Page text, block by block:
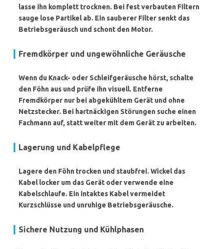
lasse ihn komplett trocknen. Bei fest verbauten Filtern
sauge lose Partikel ab. Ein sauberer Filter senkt das
Betriebsgeräusch und schont den Motor.
Fremdkörper und ungewöhnliche Geräusche
Wenn du Knack- oder Schleifgeräusche hörst, schalte
den Föhn aus und prüfe ihn visuell. Entferne
Fremdkörper nur bei abgekühltem Gerät und ohne
Netzstecker. Bei hartnäckigen Störungen suche einen
Fachmann auf, statt weiter mit dem Gerät zu arbeiten.
Lagerung und Kabelpflege
Lagere den Föhn trocken und staubfrei. Wickel das
Kabel locker um das Gerät oder verwende eine
Kabelschlaufe. Ein intaktes Kabel vermeidet
Kurzschlüsse und unruhige Betriebsgeräusche.
Sichere Nutzung und Kühlphasen